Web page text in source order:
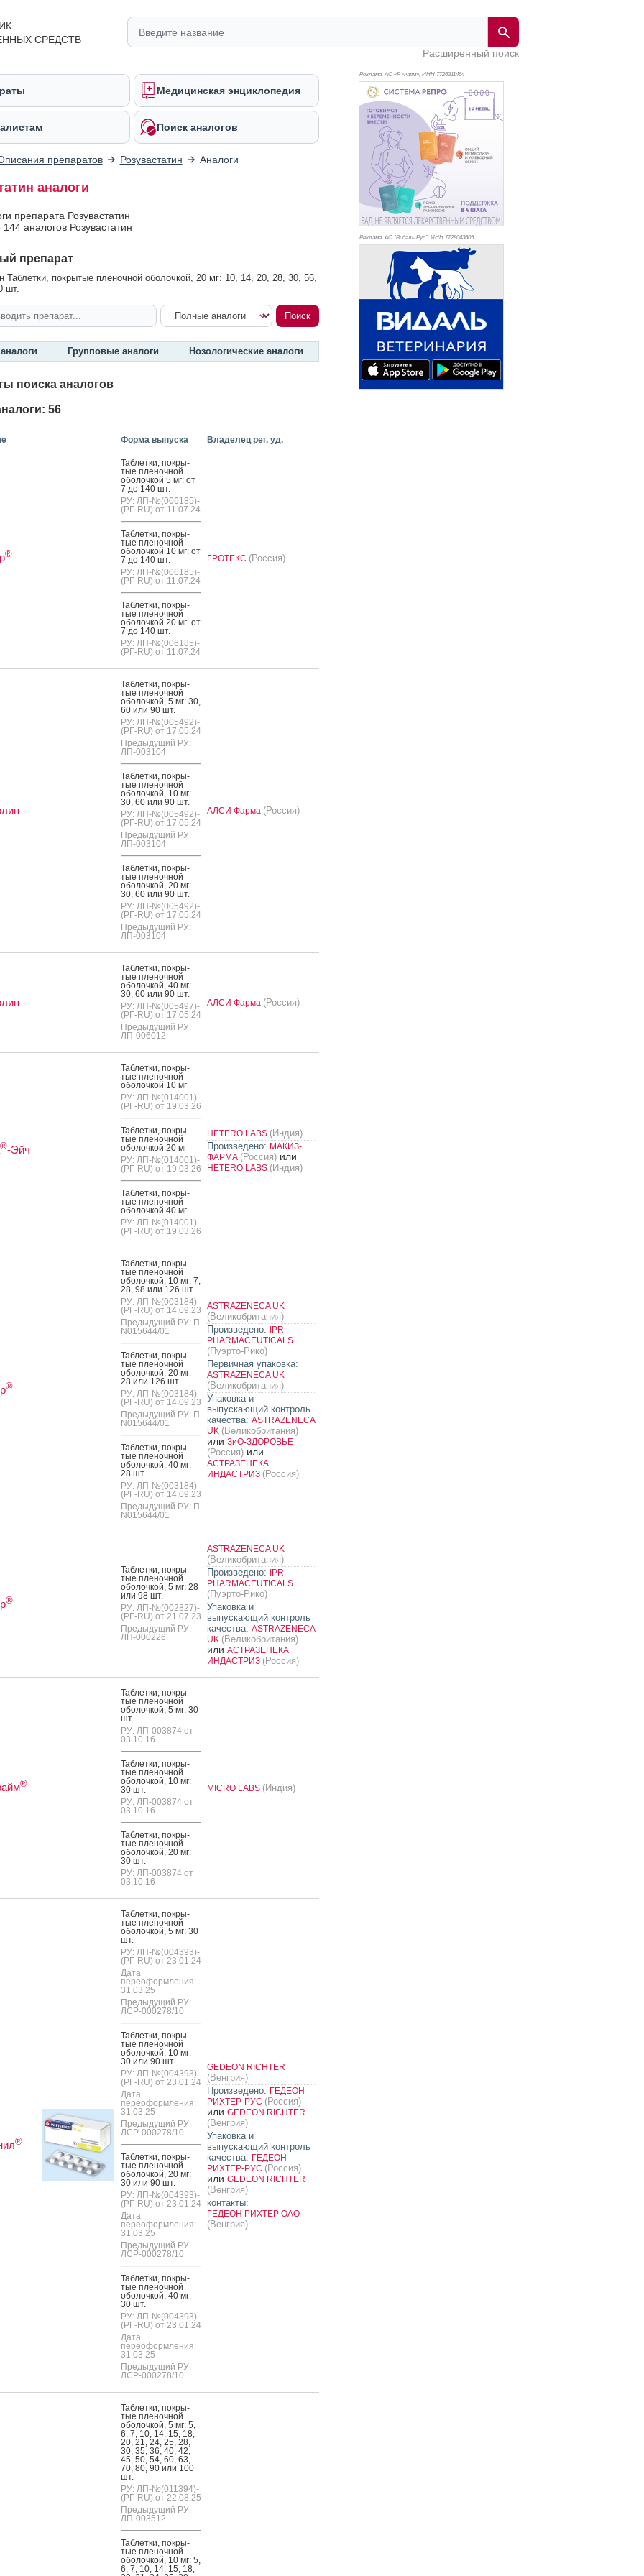
СРЕДСТВ
Расширенный поиск
Медицинская энциклопедия
Поиск аналогов
препаратов Розувастатин Аналоги
аналоги
препарата Розувастатин
аналогов Розувастатин
препарат
Таблетки, покрытые пленочной оболочкой, 20 мг: 10, 14, 20, 28, 30, 56,
шт.
Групповые аналоги Нозологические аналоги
поиска аналогов
56
Форма выпуска Владелец рег. уд.
®
Таб­летки, пок­ры­
тые пле­ноч­ной
обо­лоч­кой 5 мг: от
7 до 140 шт.
РУ: ЛП-№(006185)-
(РГ-RU) от 11.07.24
Таб­летки, пок­ры­
тые пле­ноч­ной
обо­лоч­кой 10 мг: от
7 до 140 шт.
РУ: ЛП-№(006185)-
(РГ-RU) от 11.07.24
Таб­летки, пок­ры­
тые пле­ноч­ной
обо­лоч­кой 20 мг: от
7 до 140 шт.
РУ: ЛП-№(006185)-
(РГ-RU) от 11.07.24
ГРОТЕКС (Россия)
Таб­летки, пок­ры­
тые пле­ноч­ной
обо­лоч­кой, 5 мг: 30,
60 или 90 шт.
РУ: ЛП-№(005492)-
(РГ-RU) от 17.05.24
Предыдущий РУ:
ЛП-003104
Таб­летки, пок­ры­
тые пле­ноч­ной
обо­лоч­кой, 10 мг:
30, 60 или 90 шт.
РУ: ЛП-№(005492)-
(РГ-RU) от 17.05.24
Предыдущий РУ:
ЛП-003104
Таб­летки, пок­ры­
тые пле­ноч­ной
обо­лоч­кой, 20 мг:
30, 60 или 90 шт.
РУ: ЛП-№(005492)-
(РГ-RU) от 17.05.24
Предыдущий РУ:
ЛП-003104
АЛСИ Фарма (Россия)
Таб­летки, пок­ры­
тые пле­ноч­ной
обо­лоч­кой, 40 мг:
30, 60 или 90 шт.
РУ: ЛП-№(005497)-
(РГ-RU) от 17.05.24
Предыдущий РУ:
ЛП-006012
АЛСИ Фарма (Россия)
®-Эйч
Таб­летки, пок­ры­
тые пле­ноч­ной
обо­лоч­кой 10 мг
РУ: ЛП-№(014001)-
(РГ-RU) от 19.03.26
Таб­летки, пок­ры­
тые пле­ноч­ной
обо­лоч­кой 20 мг
РУ: ЛП-№(014001)-
(РГ-RU) от 19.03.26
Таб­летки, пок­ры­
тые пле­ноч­ной
обо­лоч­кой 40 мг
РУ: ЛП-№(014001)-
(РГ-RU) от 19.03.26
HETERO LABS (Индия)
Произведено: МАКИЗ-
ФАРМА (Россия)или
HETERO LABS (Индия)
®
Таб­летки, пок­ры­
тые пле­ноч­ной
обо­лоч­кой, 10 мг: 7,
28, 98 или 126 шт.
РУ: ЛП-№(003184)-
(РГ-RU) от 14.09.23
Предыдущий РУ: П
N015644/01
Таб­летки, пок­ры­
тые пле­ноч­ной
обо­лоч­кой, 20 мг:
28 или 126 шт.
РУ: ЛП-№(003184)-
(РГ-RU) от 14.09.23
Предыдущий РУ: П
N015644/01
Таб­летки, пок­ры­
тые пле­ноч­ной
обо­лоч­кой, 40 мг:
28 шт.
РУ: ЛП-№(003184)-
(РГ-RU) от 14.09.23
Предыдущий РУ: П
N015644/01
ASTRAZENECA UK
(Великобритания)
Произведено: IPR
PHARMACEUTICALS
(Пуэрто-Рико)
Первичная упаковка:
ASTRAZENECA UK
(Великобритания)
Упаковка и
выпускающий контроль
качества: ASTRAZENECA
UK (Великобритания)
или ЗиО-ЗДОРОВЬЕ
(Россия)или
АСТРАЗЕНЕКА
ИНДАСТРИЗ (Россия)
®
Таб­летки, пок­ры­
тые пле­ноч­ной
обо­лоч­кой, 5 мг: 28
или 98 шт.
РУ: ЛП-№(002827)-
(РГ-RU) от 21.07.23
Предыдущий РУ:
ЛП-000226
ASTRAZENECA UK
(Великобритания)
Произведено: IPR
PHARMACEUTICALS
(Пуэрто-Рико)
Упаковка и
выпускающий контроль
качества: ASTRAZENECA
UK (Великобритания)
или АСТРАЗЕНЕКА
ИНДАСТРИЗ (Россия)
®
Таб­летки, пок­ры­
тые пле­ноч­ной
обо­лоч­кой, 5 мг: 30
шт.
РУ: ЛП-003874 от
03.10.16
Таб­летки, пок­ры­
тые пле­ноч­ной
обо­лоч­кой, 10 мг:
30 шт.
РУ: ЛП-003874 от
03.10.16
Таб­летки, пок­ры­
тые пле­ноч­ной
обо­лоч­кой, 20 мг:
30 шт.
РУ: ЛП-003874 от
03.10.16
MICRO LABS (Индия)
®
Таб­летки, пок­ры­
тые пле­ноч­ной
обо­лоч­кой, 5 мг: 30
шт.
РУ: ЛП-№(004393)-
(РГ-RU) от 23.01.24
Дата
переоформления:
31.03.25
Предыдущий РУ:
ЛСР-000278/10
Таб­летки, пок­ры­
тые пле­ноч­ной
обо­лоч­кой, 10 мг:
30 или 90 шт.
РУ: ЛП-№(004393)-
(РГ-RU) от 23.01.24
Дата
переоформления:
31.03.25
Предыдущий РУ:
ЛСР-000278/10
Таб­летки, пок­ры­
тые пле­ноч­ной
обо­лоч­кой, 20 мг:
30 или 90 шт.
РУ: ЛП-№(004393)-
(РГ-RU) от 23.01.24
Дата
переоформления:
31.03.25
Предыдущий РУ:
ЛСР-000278/10
Таб­летки, пок­ры­
тые пле­ноч­ной
обо­лоч­кой, 40 мг:
30 шт.
РУ: ЛП-№(004393)-
(РГ-RU) от 23.01.24
Дата
переоформления:
31.03.25
Предыдущий РУ:
ЛСР-000278/10
GEDEON RICHTER
(Венгрия)
Произведено: ГЕДЕОН
РИХТЕР-РУС (Россия)
или GEDEON RICHTER
(Венгрия)
Упаковка и
выпускающий контроль
качества: ГЕДЕОН
РИХТЕР-РУС (Россия)
или GEDEON RICHTER
(Венгрия)
контакты:
ГЕДЕОН РИХТЕР ОАО
(Венгрия)
Таб­летки, пок­ры­
тые пле­ноч­ной
обо­лоч­кой, 5 мг: 5,
6, 7, 10, 14, 15, 18,
20, 21, 24, 25, 28,
30, 35, 36, 40, 42,
45, 50, 54, 60, 63,
70, 80, 90 или 100
шт.
РУ: ЛП-№(011394)-
(РГ-RU) от 22.08.25
Предыдущий РУ:
ЛП-003512
Таб­летки, пок­ры­
тые пле­ноч­ной
обо­лоч­кой, 10 мг: 5,
6, 7, 10, 14, 15, 18,
Реклама. АО «Р-Фарм», ИНН 7726311464
Реклама. АО "Видаль Рус", ИНН 7728043605